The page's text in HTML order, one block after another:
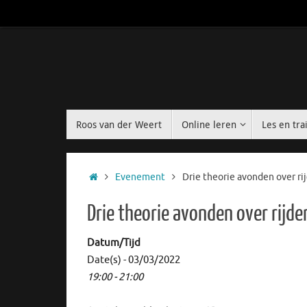
Roos van der Weert Online leren Les en
Evenement Drie theorie avonden over
Drie theorie avonden over
Datum/Tijd
Date(s) - 03/03/2022
19:00 - 21:00